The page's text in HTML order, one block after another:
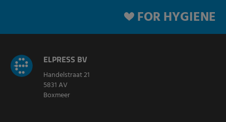
FOR HYGIENE
ELPRESS BV
Handelstraat 21
5831 AV
Boxmeer